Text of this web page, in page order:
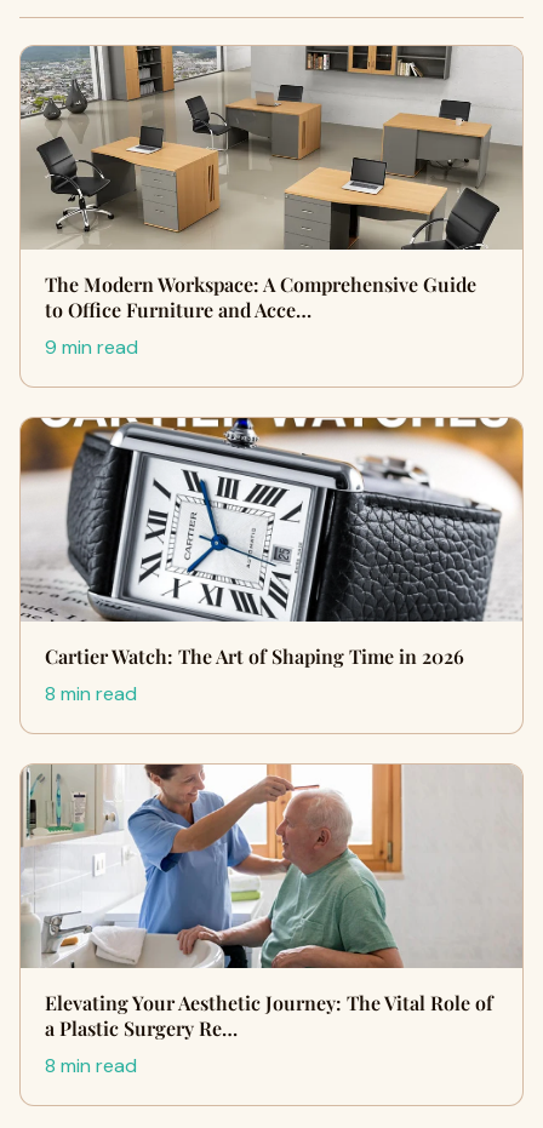
The Modern Workspace: A Comprehensive Guide
to Office Furniture and Acce…
9 min read
Cartier Watch: The Art of Shaping Time in 2026
8 min read
Elevating Your Aesthetic Journey: The Vital Role of
a Plastic Surgery Re…
8 min read